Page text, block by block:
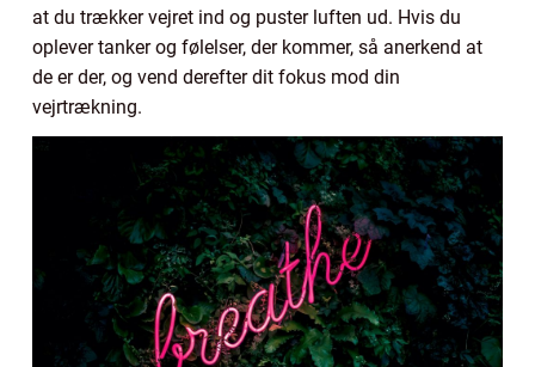
at du trækker vejret ind og puster luften ud. Hvis du
oplever tanker og følelser, der kommer, så anerkend at
de er der, og vend derefter dit fokus mod din
vejrtrækning.